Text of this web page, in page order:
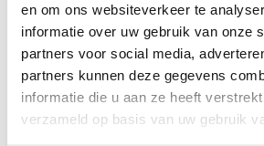
en om ons websiteverkeer te
informatie over uw gebruik van onze
partners voor social media,
partners kunnen deze gegevens
informatie die u aan ze heeft
verzameld op basis van uw gebruik
Doorloophoogte deur 188 cm
Bevestigingsmaterialen
Alle
zijn
Transport
Gratis
Nederland